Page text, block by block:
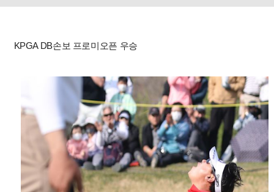
KPGA DB손보 프로미오픈 우승